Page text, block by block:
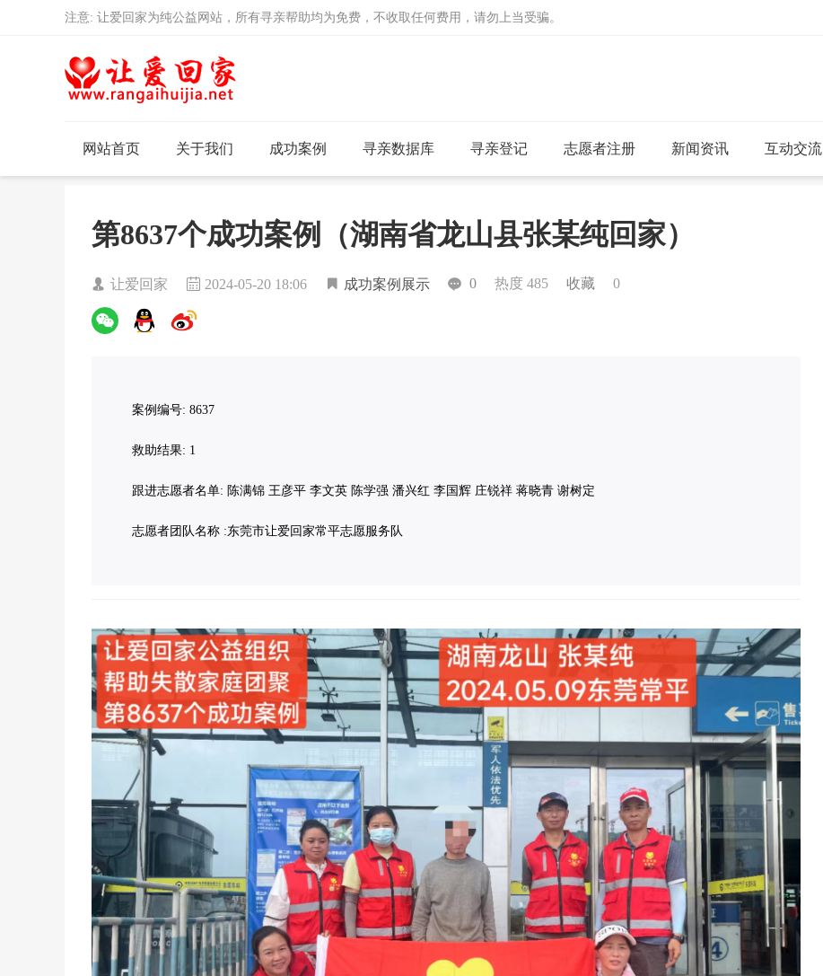
注意: 让爱回家为纯公益网站，所有寻亲帮助均为免费，不收取任何费用，请勿上当受骗。
网站首页 关于我们 成功案例 寻亲数据库 寻亲登记 志愿者注册 新闻资讯 互动交流
第8637个成功案例（湖南省龙山县张某纯回家）
让爱回家 2024-05-20 18:06 成功案例展示 0 热度 485 收藏 0
案例编号: 8637
救助结果: 1
跟进志愿者名单: 陈满锦 王彦平 李文英 陈学强 潘兴红 李国辉 庄锐祥 蒋晓青 谢树定
志愿者团队名称 :东莞市让爱回家常平志愿服务队